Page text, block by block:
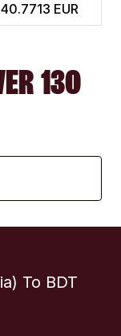
EUR
130
To BDT